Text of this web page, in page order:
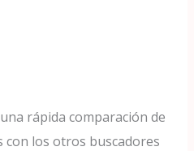
rápida comparación de
con los otros buscadores